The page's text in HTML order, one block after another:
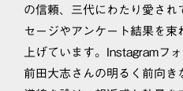
の信頼、三代にわたり愛さ
セージやアンケート結果を
上げています。Instagramフ
前田大志さんの明るく前向